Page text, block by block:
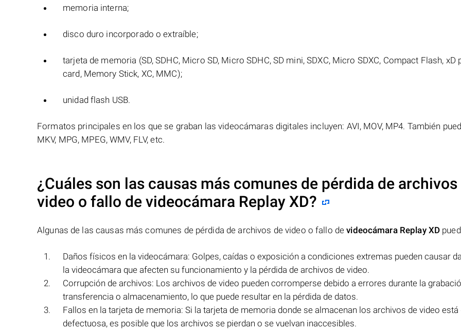
memoria interna;
disco duro incorporado o extraíble;
tarjeta de memoria (SD, SDHC, Micro SD, Micro SDHC, SD mini, SDXC, Micro SDXC, Compact Flash, xD
card, Memory Stick, XC, MMC);
unidad flash USB.
Formatos principales en los que se graban las videocámaras digitales incluyen: AVI, MOV, MP4. También
MKV, MPG, MPEG, WMV, FLV, etc.
¿Cuáles son las causas más comunes de pérdida de archivos
video o fallo de videocámara Replay XD?
Algunas de las causas más comunes de pérdida de archivos de video o fallo devideocámara Replay XD
Daños físicos en la videocámara: Golpes, caídas o exposición a condiciones extremas pueden causar
la videocámara que afecten su funcionamiento y la pérdida de archivos de video.
Corrupción de archivos: Los archivos de video pueden corromperse debido a errores durante la
transferencia o almacenamiento, lo que puede resultar en la pérdida de datos.
Fallos en la tarjeta de memoria: Si la tarjeta de memoria donde se almacenan los archivos de video está
defectuosa, es posible que los archivos se pierdan o se vuelvan inaccesibles.